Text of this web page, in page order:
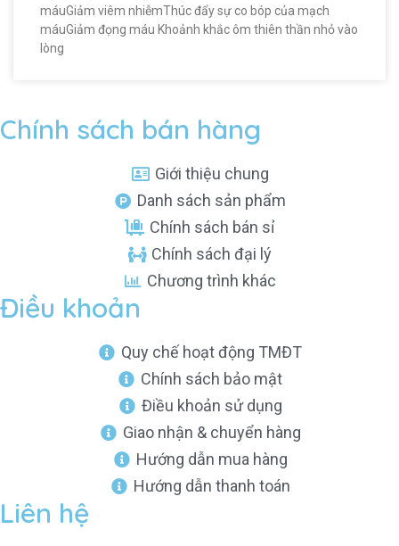
máuGiảm viêm nhiễmThúc đẩy sự co bóp của mạch
máuGiảm đọng máu Khoảnh khắc ôm thiên thần nhỏ vào
lòng
Chính sách bán hàng
Giới thiệu chung
Danh sách sản phẩm
Chính sách bán sỉ
Chính sách đại lý
Chương trình khác
Điều khoản
Quy chế hoạt động TMĐT
Chính sách bảo mật
Điều khoản sử dụng
Giao nhận & chuyển hàng
Hướng dẫn mua hàng
Hướng dẫn thanh toán
Liên hệ